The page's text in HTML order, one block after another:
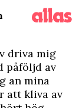
driva mig
påföljd av
an mina
att kliva av